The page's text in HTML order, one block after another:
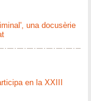
una docusèrie
en la XXIII